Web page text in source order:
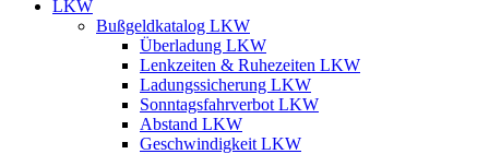
LKW
Bußgeldkatalog LKW
Überladung LKW
Lenkzeiten & Ruhezeiten LKW
Ladungssicherung LKW
Sonntagsfahrverbot LKW
Abstand LKW
Geschwindigkeit LKW